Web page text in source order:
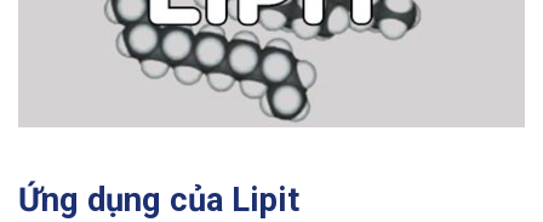
Ứng dụng của Lipit